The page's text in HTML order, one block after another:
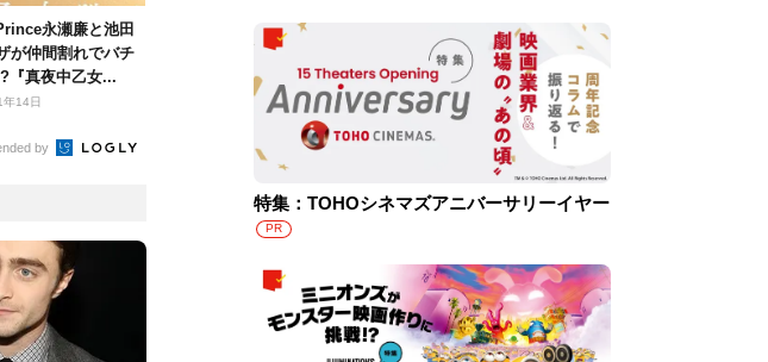
永瀬廉と池田
が仲間割れでバチ
『真夜中乙女...
14日
by
特集：TOHOシネマズアニバーサリーイヤー
PR